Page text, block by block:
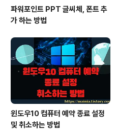
파워포인트 PPT 글씨체, 폰트 추
가 하는 방법
윈도우10 컴퓨터 예약 종료 설정
및 취소하는 방법